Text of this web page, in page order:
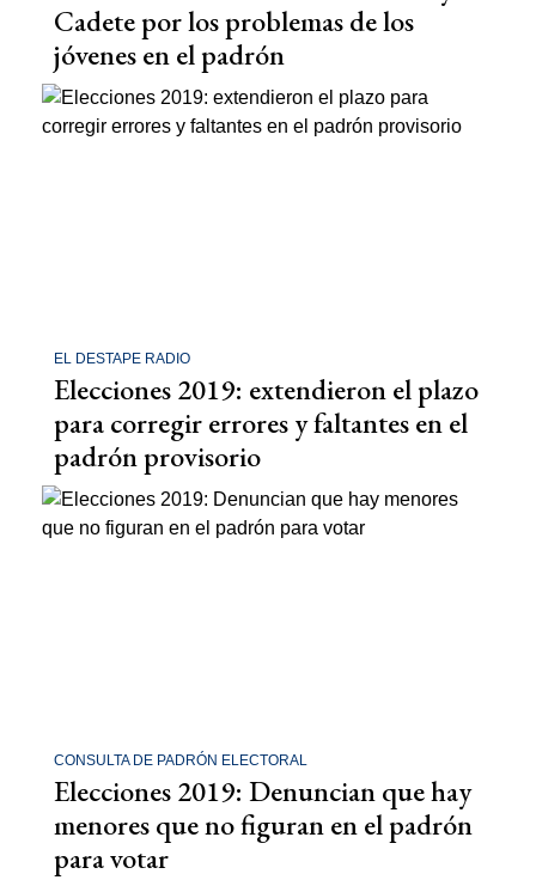
Cadete por los problemas de los
jóvenes en el padrón
EL DESTAPE RADIO
Elecciones 2019: extendieron el plazo
para corregir errores y faltantes en el
padrón provisorio
CONSULTA DE PADRÓN ELECTORAL
Elecciones 2019: Denuncian que hay
menores que no figuran en el padrón
para votar